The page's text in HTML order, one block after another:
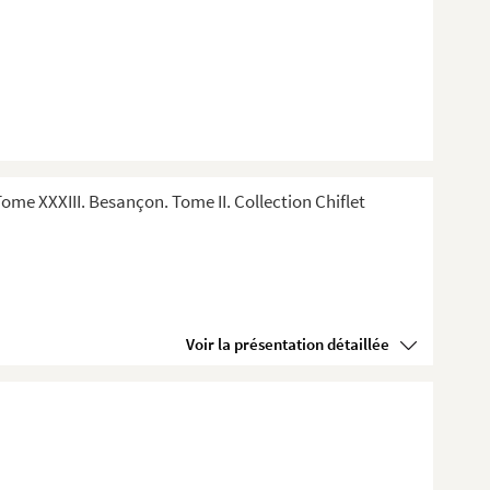
XXXIII. Besançon. Tome II. Collection Chiflet
Voir la présentation détaillée